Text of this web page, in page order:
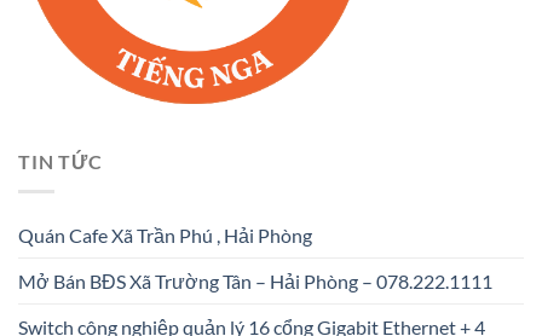
TIN TỨC
Quán Cafe Xã Trần Phú , Hải Phòng
Mở Bán BĐS Xã Trường Tân – Hải Phòng – 078.222.1111
Switch công nghiệp quản lý 16 cổng Gigabit Ethernet + 4